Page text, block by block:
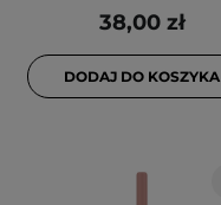
38,00 zł
DODAJ DO KOSZYKA